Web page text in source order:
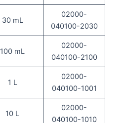
30 mL
02000-
040100-2030
100 mL
02000-
040100-2100
1 L
02000-
040100-1001
10 L
02000-
040100-1010